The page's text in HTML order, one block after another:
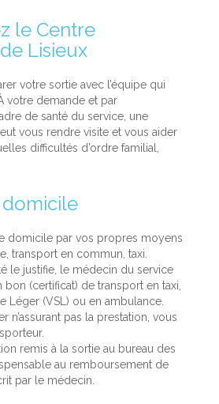
le Centre
Lisieux
votre sortie avec l’équipe qui
votre demande et par
de santé du service, une
vous rendre visite et vous aider
difficultés d’ordre familial,
domicile par vos propres moyens
transport en commun, taxi.
le justifie, le médecin du service
bon (certificat) de transport en taxi,
Léger (VSL) ou en ambulance.
n’assurant pas la prestation, vous
remis à la sortie au bureau des
au remboursement de
par le médecin.